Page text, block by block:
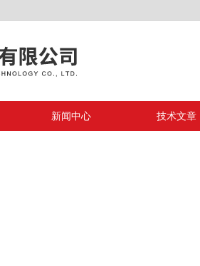
新闻中心 技术文章